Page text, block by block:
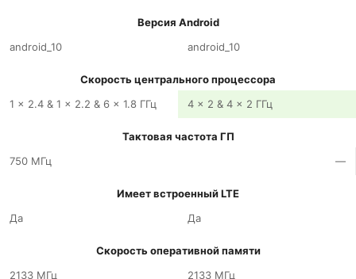
Версия Android
android_10
android_10
Скорость центрального процессора
1 x 2.4 & 1 x 2.2 & 6 x 1.8 ГГц
4 x 2 & 4 x 2 ГГц
Тактовая частота ГП
750 МГц
—
Имеет встроенный LTE
Да
Да
Скорость оперативной памяти
2133 МГц
2133 МГц